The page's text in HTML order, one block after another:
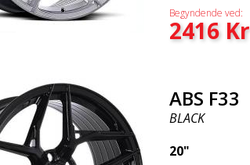
Begyndende ved:
2416Kr
ABS F33
BLACK
20"